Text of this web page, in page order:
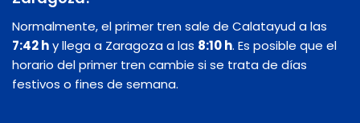
Normalmente, el primer tren sale de Calatayud a las
7:42 hy llega a Zaragoza a las 8:10 h. Es posible que el
horario del primer tren cambie si se trata de días
festivos o fines de semana.